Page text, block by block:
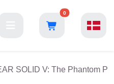
0
SOLID V: The Phantom